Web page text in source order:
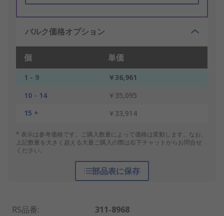
バルク価格オプション
個 単価
1 - 9
￥36,961
10 - 14
￥35,095
15 +
￥33,914
* 表示は参考価格です。ご購入数量によって価格は変動します。なお、
上記数量を大きく超える大量ご購入の際は右下チャットからお問合せ
ください。
部品表に保存
RS品番:
311-8968